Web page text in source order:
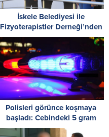
İskele Belediyesi ile
Fizyoterapistler Derneği’nden
Ötüken Özel Eğitim Okulu’na
ziyaret
Polisleri görünce koşmaya
başladı: Cebindeki 5 gram
uyuşturucuyu yere attı